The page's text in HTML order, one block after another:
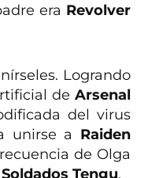
era Revolver
Logrando
de Arsenal
del virus
unirse a Raiden
de Olga
Soldados Tengu.